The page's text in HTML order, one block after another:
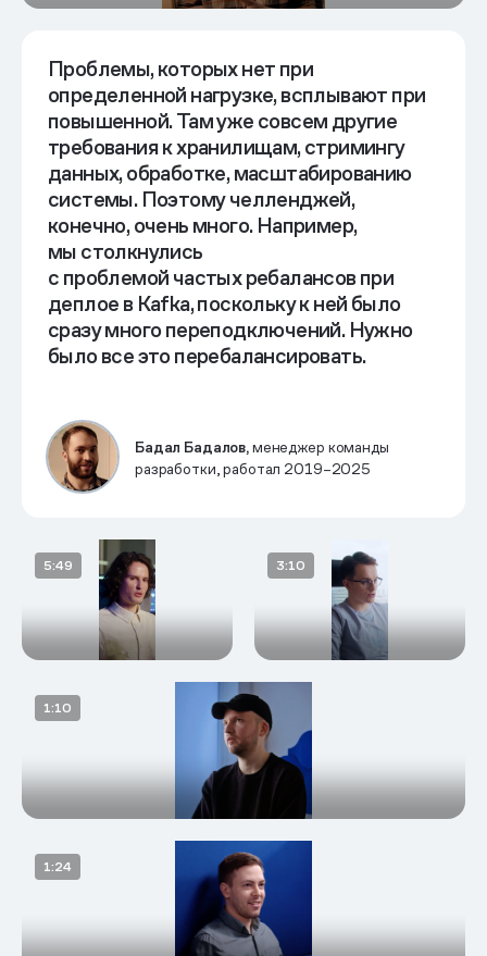
Требования к хранилищу, стримингу,
обработке данных
к микросервисам
Проблемы, которых нет при
определенной нагрузке, всплывают при
повышенной. Там уже совсем другие
требования к хранилищам, стримингу
данных, обработке, масштабированию
системы. Поэтому челленджей,
конечно, очень много. Например,
мы столкнулись
с проблемой частых ребалансов при
деплое в Kafka, поскольку к ней было
сразу много переподключений. Нужно
было все это перебалансировать.
Бадал Бадалов,менеджер команды
разработки, работал 2019–2025
Переезд в Yandex Cloud